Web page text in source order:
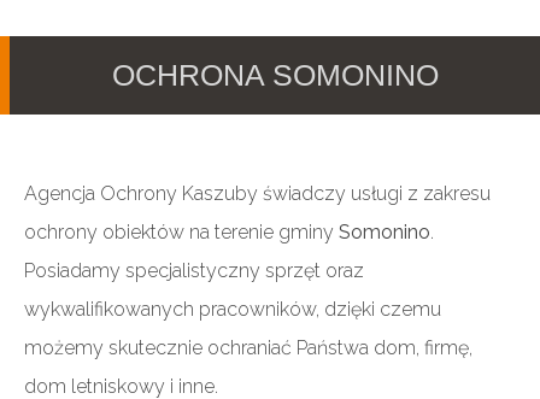
OCHRONA SOMONINO
Agencja Ochrony Kaszuby świadczy usługi z zakresu
ochrony obiektów na terenie gminy Somonino.
Posiadamy specjalistyczny sprzęt oraz
wykwalifikowanych pracowników, dzięki czemu
możemy skutecznie ochraniać Państwa dom, firmę,
dom letniskowy i inne.